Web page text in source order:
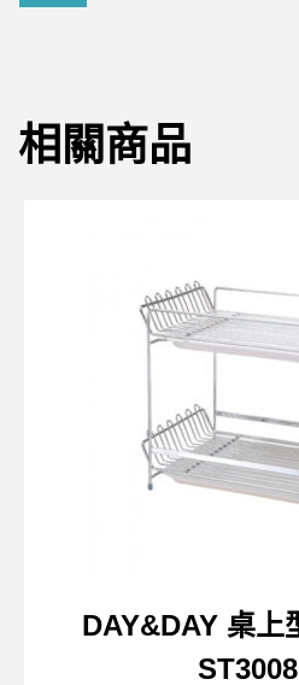
相關商品
DAY&DAY 桌上